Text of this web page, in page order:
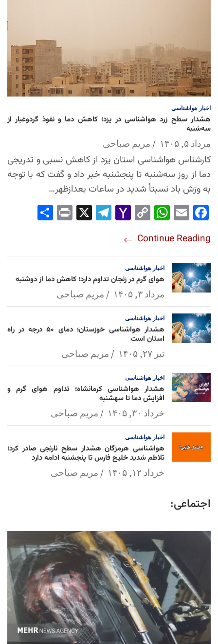
اخبار هواشناسی
هشدار سطح زرد هواشناسی در یزد؛ کاهش دما و نفوذ گردوغبار از
سه‌شنبه
مرداد ۵, ۱۴۰۵ مریم صباحی
کارشناس هواشناسی استان یزد از کاهش نسبی و تدریجی
دما از روز سه‌شنبه تا پنجشنبه خبر داد و گفت که با توجه
به وزش باد نسبتاً شدید در ساعات بعدازظهر…
Fac
ok
Em
Wh
Ap
p
Co
Lin
k
Yah
l
Tel
Pri
Continue Reading
اخبار هواشناسی
هوای گرم در زنجان تداوم دارد؛ کاهش دما از دوشنبه
مرداد ۳, ۱۴۰۵ مریم صباحی
اخبار هواشناسی
هشدار هواشناسی خوزستان؛ دمای ۵۰ درجه در راه
استان است
تیر ۲۷, ۱۴۰۵ مریم صباحی
اخبار هواشناسی
هشدار هواشناسی کرمانشاه؛ تداوم هوای گرم و
افزایش دما تا سهشنبه
خرداد ۳۰, ۱۴۰۵ مریم صباحی
اخبار هواشناسی
هواشناسی هرمزگان هشدار سطح نارنجی صادر کرد؛
تلاطم شدید خلیج فارس تا پنجشنبه ادامه دارد
خرداد ۱۲, ۱۴۰۵ مریم صباحی
اجتماعی: